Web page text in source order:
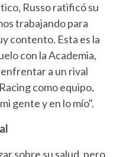
Russo ratificó su
trabajando para
contento. Esta es la
con la Academia,
enfrentar a un rival
como equipo,
gente y en lo mío".
sobre su salud, pero